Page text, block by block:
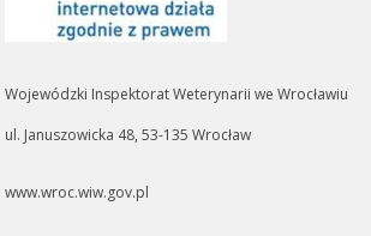
Wojewódzki Inspektorat Weterynarii we Wrocławiu
ul. Januszowicka 48, 53-135 Wrocław
www.wroc.wiw.gov.pl